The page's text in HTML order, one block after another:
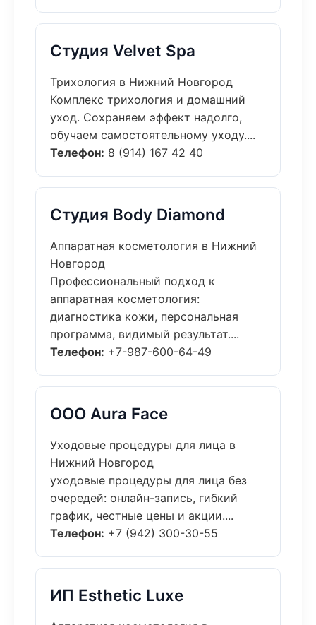
Студия Velvet Spa
Трихология в Нижний Новгород
Комплекс трихология и домашний
уход. Сохраняем эффект надолго,
обучаем самостоятельному уходу....
Телефон: 8 (914) 167 42 40
Студия Body Diamond
Аппаратная косметология в Нижний
Новгород
Профессиональный подход к
аппаратная косметология:
диагностика кожи, персональная
программа, видимый результат....
Телефон: +7-987-600-64-49
ООО Aura Face
Уходовые процедуры для лица в
Нижний Новгород
уходовые процедуры для лица без
очередей: онлайн-запись, гибкий
график, честные цены и акции....
Телефон: +7 (942) 300-30-55
ИП Esthetic Luxe